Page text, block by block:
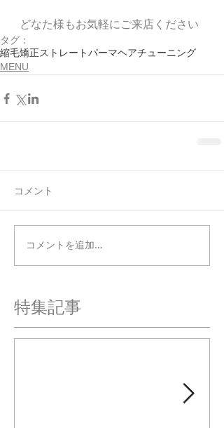
どなた様もお気軽にご来店ください
タグ：
縮毛矯正 ストレートパーマヘアチューニング
MENU
コメント
コメントを追加…
特集記事